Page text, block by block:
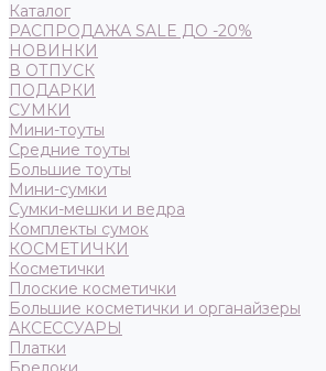
Каталог
РАСПРОДАЖА SALE ДО -20%
НОВИНКИ
В ОТПУСК
ПОДАРКИ
СУМКИ
Мини-тоуты
Средние тоуты
Большие тоуты
Мини-сумки
Сумки-мешки и ведра
Комплекты сумок
КОСМЕТИЧКИ
Косметички
Плоские косметички
Большие косметички и органайзеры
АКСЕССУАРЫ
Платки